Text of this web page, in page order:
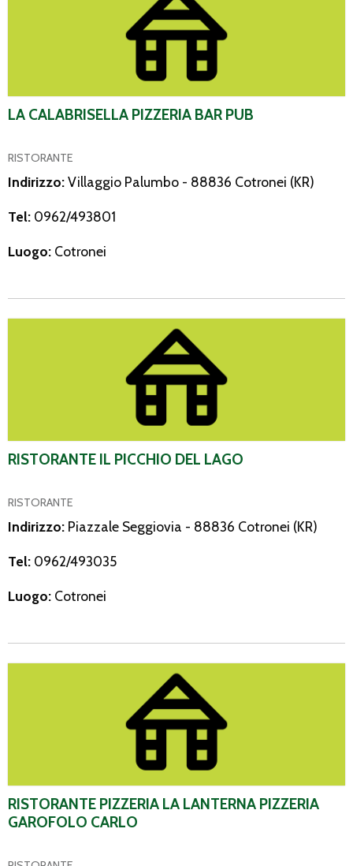
LA CALABRISELLA PIZZERIA BAR PUB
RISTORANTE
Indirizzo:Villaggio Palumbo - 88836 Cotronei (KR)
Tel: 0962/493801
Luogo: Cotronei
RISTORANTE IL PICCHIO DEL LAGO
RISTORANTE
Indirizzo: Piazzale Seggiovia - 88836 Cotronei (KR)
Tel: 0962/493035
Luogo: Cotronei
Ristorante Pizzeria La Lanterna Pizzeria Garofolo Carlo
RISTORANTE PIZZERIA LA LANTERNA PIZZERIA
GAROFOLO CARLO